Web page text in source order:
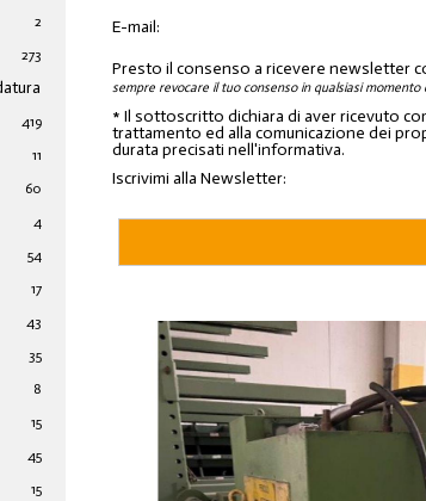
2
273
19
4
11
60
4
54
17
43
35
8
15
45
15
E-mail:
Presto il consenso a ricevere newsletter
sempre revocare il tuo consenso in qualsiasi
* Il sottoscritto dichiara di aver ricevuto
trattamento ed alla comunicazione dei
durata precisati nell'informativa.
Iscrivimi alla Newsletter: